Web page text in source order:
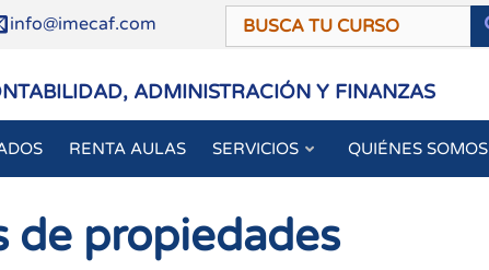
info@imecaf.com
ADMINISTRACIÓN Y FINANZAS
RENTA AULAS SERVICIOS QUIÉNES SOMOS
de propiedades